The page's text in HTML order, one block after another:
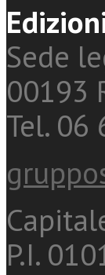
Sede
00193
Tel. 06
P.I.